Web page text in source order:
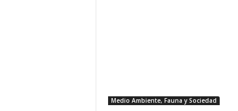
Medio Ambiente, Fauna y Sociedad